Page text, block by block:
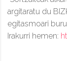
argitaratu du
egitasmoari
Irakurri hemen: